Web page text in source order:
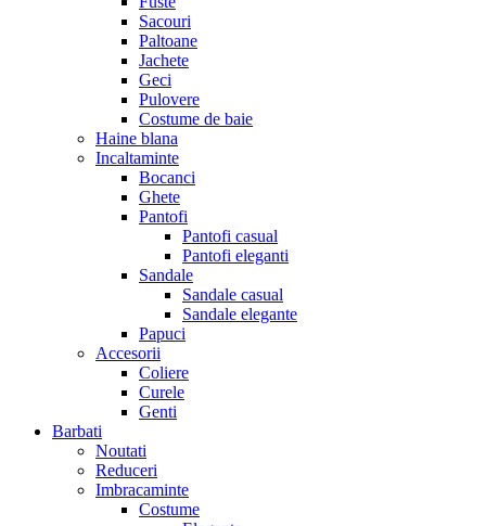
Sacouri
Paltoane
Jachete
Geci
Pulovere
Costume de baie
Haine blana
Incaltaminte
Bocanci
Ghete
Pantofi
Pantofi casual
Pantofi eleganti
Sandale
Sandale casual
Sandale elegante
Papuci
Accesorii
Coliere
Curele
Genti
Barbati
Noutati
Reduceri
Imbracaminte
Costume